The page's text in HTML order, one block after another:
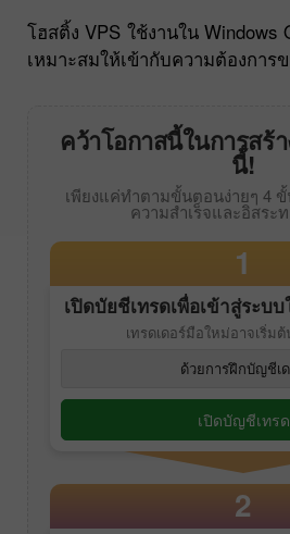
โฮสติ้ง VPS ใช้งานใน Windows
เหมาะสมให้เข้ากับความต้องการ
คว้าโอกาสนี้ในการสร้
นี้!
เพียงแค่ทำตามขั้นตอนง่ายๆ 4
ความสำเร็จและอิสระท
1
เปิดบัยชีเทรดเพื่อเข้าสู่ระบบ
เทรดเดอร์มือใหม่อาจเริ่ม
ด้วยการฝึกบัญชีเ
เปิดบัญชีเทรด
2